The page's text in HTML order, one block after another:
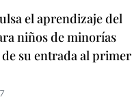
el aprendizaje del
niños de minorías
su entrada al primer